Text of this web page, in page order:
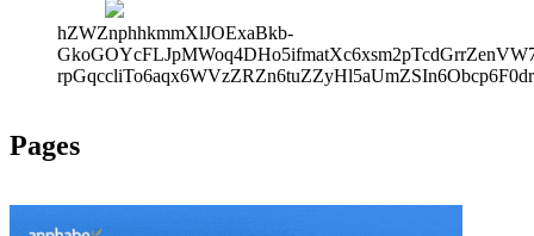
hZWZnphhkmmXlJOExaBkb-
Pages